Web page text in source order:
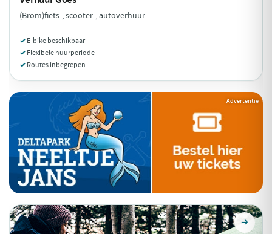
(Brom)fiets-, scooter-, autoverhuur.
E-bike beschikbaar
Flexibele huurperiode
Routes inbegrepen